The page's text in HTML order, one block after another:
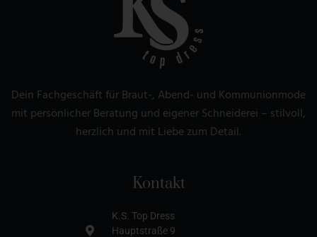
Dein Fachgeschäft für Braut-, Abend- und Kommunionmode
mit persönlicher Beratung und eigener Schneiderei – stilvoll,
herzlich und mit Liebe zum Detail.
Kontakt
K.S. Top Dress
Hauptstraße 9